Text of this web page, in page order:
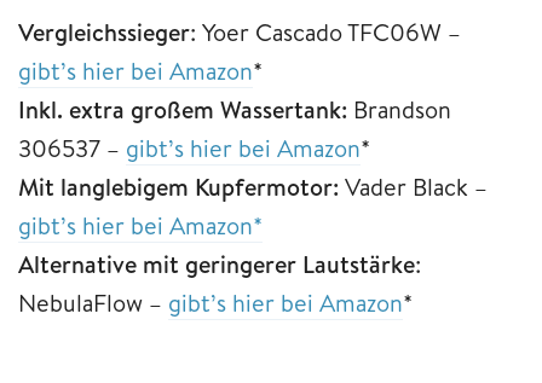
Vergleichssieger: Yoer Cascado TFC06W –
gibt’s hier bei Amazon*
Inkl. extra großem Wassertank: Brandson
306537 – gibt’s hier bei Amazon*
Mit langlebigem Kupfermotor: Vader Black –
gibt’s hier bei Amazon*
Alternative mit geringerer Lautstärke:
NebulaFlow – gibt’s hier bei Amazon*